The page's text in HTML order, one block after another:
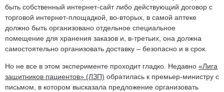
быть собственный интернет-сайт либо действующий договор с
торговой интернет-площадкой, во-вторых, в самой аптеке
должно быть организовано отдельное специальное
помещение для хранения заказов и, в-третьих, она должна
самостоятельно организовать доставку – безопасно и в срок.
Но не все в этом эксперименте проходит гладко. Недавно «Лига
защитников пациентов» (ЛЗП) обратилась к премьер-министру с
письмом, в котором высказала предложение организовать